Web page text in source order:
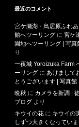
最近のコメント
宮ケ瀬湖・鳥居原ふれ
館へツーリング に 宮ケ
園地へツーリング | 写真
り
一夜城 Yoroizuka Farm
ーリング に あけまして
とうございます | 写真館
晩秋 に カメラを新調 |
ブログ より
キウイの花 に キウイの
しずつ大きくなっていま